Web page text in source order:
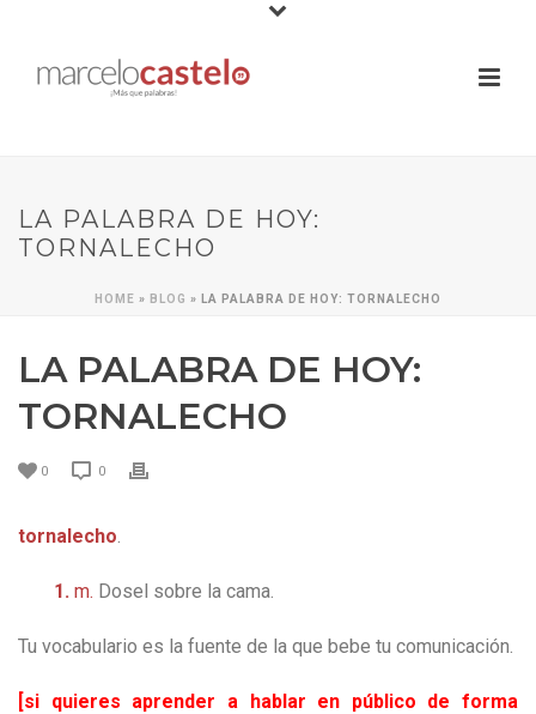
LA PALABRA DE HOY:
TORNALECHO
HOME » BLOG » LA PALABRA DE HOY: TORNALECHO
LA PALABRA DE HOY:
TORNALECHO
0 0
tornalecho.
1. m. Dosel sobre la cama.
Tu vocabulario es la fuente de la que bebe tu comunicación.
[si quieres aprender a hablar en público de forma